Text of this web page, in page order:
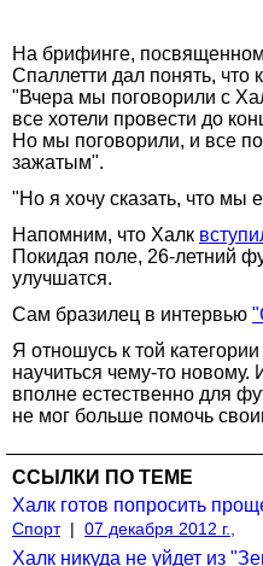
На брифинге, посвященном
Спаллетти дал понять,
"Вчера мы поговорили с
все хотели провести до
Но мы поговорили, и все
зажатым".
"Но я хочу сказать, что мы
Напомним, что Халк
Покидая поле, 26-летний
улучшатся.
Сам бразилец в интервью
Я отношусь к той
научиться чему-то новому.
вполне естественно для
не мог больше помочь
ССЫЛКИ ПО ТЕМЕ
Халк готов попросить
Спорт | 07 декабря 2012 г.,
Халк никуда не уйдет из